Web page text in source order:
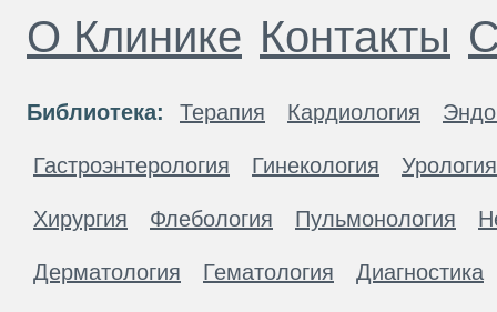
О Клинике Контакты
Библиотека: Терапия Кардиология
Гастроэнтерология Гинекология Урология
Хирургия Флебология Пульмонология
Дерматология Гематология Диагностика